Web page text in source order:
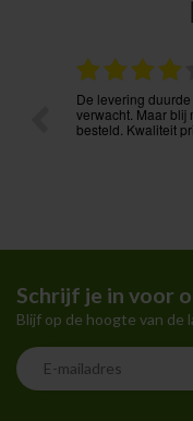
Voordelige prijzen
onmiddellijk
Schrijf je in voor
Blijf op de hoogte van de